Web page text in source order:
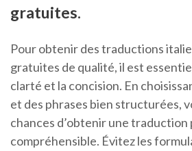
gratuites.
Pour obtenir des traductions
gratuites de qualité, il est
clarté et la concision. En
et des phrases bien structurées,
chances d’obtenir une traduction
compréhensible. Évitez les